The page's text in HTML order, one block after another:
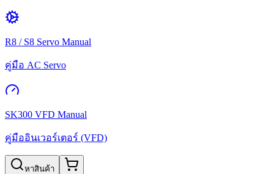
R8 / S8 Servo Manual
คู่มือ AC Servo
SK300 VFD Manual
คู่มืออินเวอร์เตอร์ (VFD)
หาสินค้า